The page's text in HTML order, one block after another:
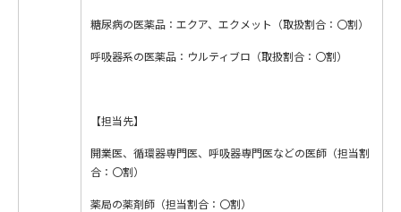
糖尿病の医薬品：エクア、エクメット（取扱割合：〇割）
呼吸器系の医薬品：ウルティブロ（取扱割合：〇割）
【担当先】
開業医、循環器専門医、呼吸器専門医などの医師（担当割
合：〇割）
薬局の薬剤師（担当割合：〇割）